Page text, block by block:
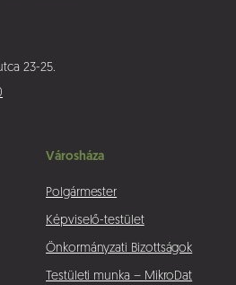
23-25.
Városháza
Polgármester
Képviselő-testület
Önkormányzati Bizottságok
Testületi munka – MikroDat